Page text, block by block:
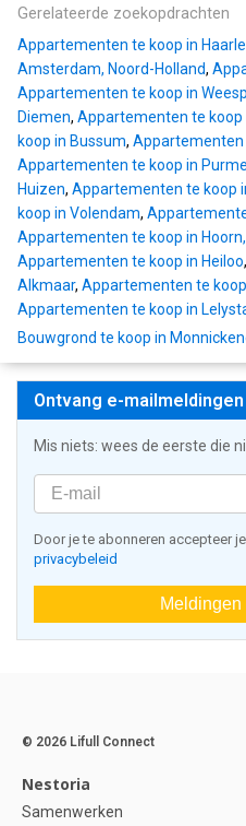
Gerelateerde zoekopdrachten
Appartementen te koop in
Amsterdam, Noord-Holland,
Appartementen te koop in Weesp
Diemen, Appartementen te koop
koop in Bussum, Appartementen
Appartementen te koop in
Huizen, Appartementen te koop
koop in Volendam,
Appartementen te koop in
Appartementen te koop in Heiloo,
Alkmaar, Appartementen te
Appartementen te koop in
Bouwgrond te koop in
Ontvang e-mailmeldingen
Mis niets: wees de eerste die
Door je te abonneren accepteer
privacybeleid
© 2026 Lifull Connect
Nestoria
Samenwerken